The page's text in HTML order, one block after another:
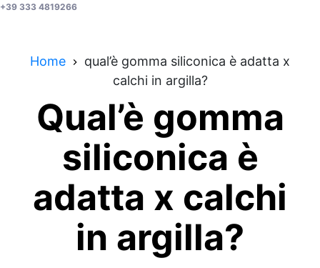
+39 333 4819266
Home
qual’è gomma siliconica è adatta x
calchi in argilla?
Qual’è gomma
siliconica è
adatta x calchi
in argilla?